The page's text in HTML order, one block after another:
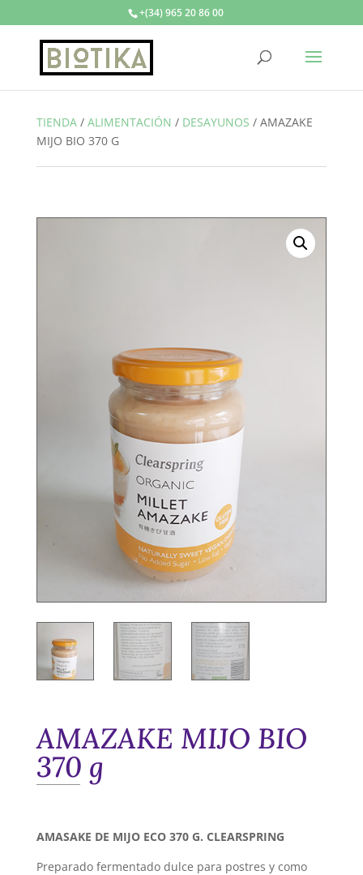
+(34) 965 20 86 00
TIENDA/ ALIMENTACIÓN / DESAYUNOS / AMAZAKE
MIJO BIO 370 G
AMAZAKE MIJO BIO
370 g
AMASAKE DE MIJO ECO 370 G. CLEARSPRING
Preparado fermentado dulce para postres y como